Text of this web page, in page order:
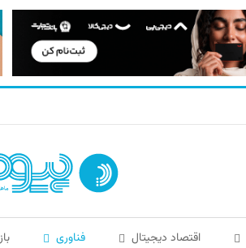
اقتصاد دیجیتال فناوری